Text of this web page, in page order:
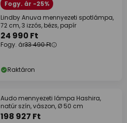
Fogy. ár -25%
Lindby Anuva mennyezeti spotlámpa,
72 cm, 3 izzós, bézs, papír
24 990 Ft
Fogy. ár33 490 Ft
Raktáron
Audo mennyezeti lámpa Hashira,
natúr szín, vászon, Ø 50 cm
198 927 Ft